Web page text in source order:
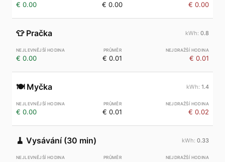
€ 0.00 € 0.00 € 0.00
👕 Pračka 0.8
€ 0.00 € 0.01 € 0.01
🍽️ Myčka 1.4
€ 0.00 € 0.01 € 0.02
🧹 Vysávání (30 min) 0.33